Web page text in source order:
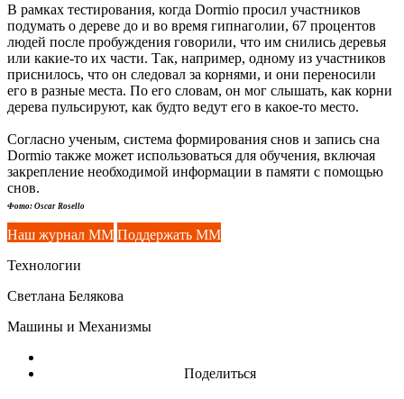
В рамках тестирования, когда Dormio просил участников
подумать о дереве до и во время гипнаголии, 67 процентов
людей после пробуждения говорили, что им снились деревья
или какие-то их части. Так, например, одному из участников
приснилось, что он следовал за корнями, и они переносили
его в разные места. По его словам, он мог слышать, как корни
дерева пульсируют, как будто ведут его в какое-то место.
Согласно ученым, система формирования снов и запись сна
Dormio также может использоваться для обучения, включая
закрепление необходимой информации в памяти с помощью
снов.
Фото: Oscar Rosello
Наш журнал ММ Поддержать ММ
Технологии
Светлана Белякова
Машины и Механизмы
Поделиться